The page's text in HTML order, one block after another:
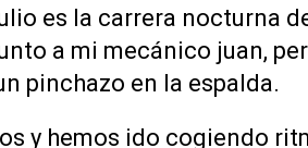
es la carrera nocturna
a mi mecánico juan,
pinchazo en la espalda.
y hemos ido cogiendo